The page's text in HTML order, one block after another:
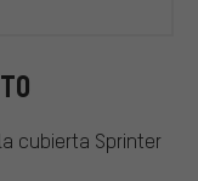
cubierta Sprinter